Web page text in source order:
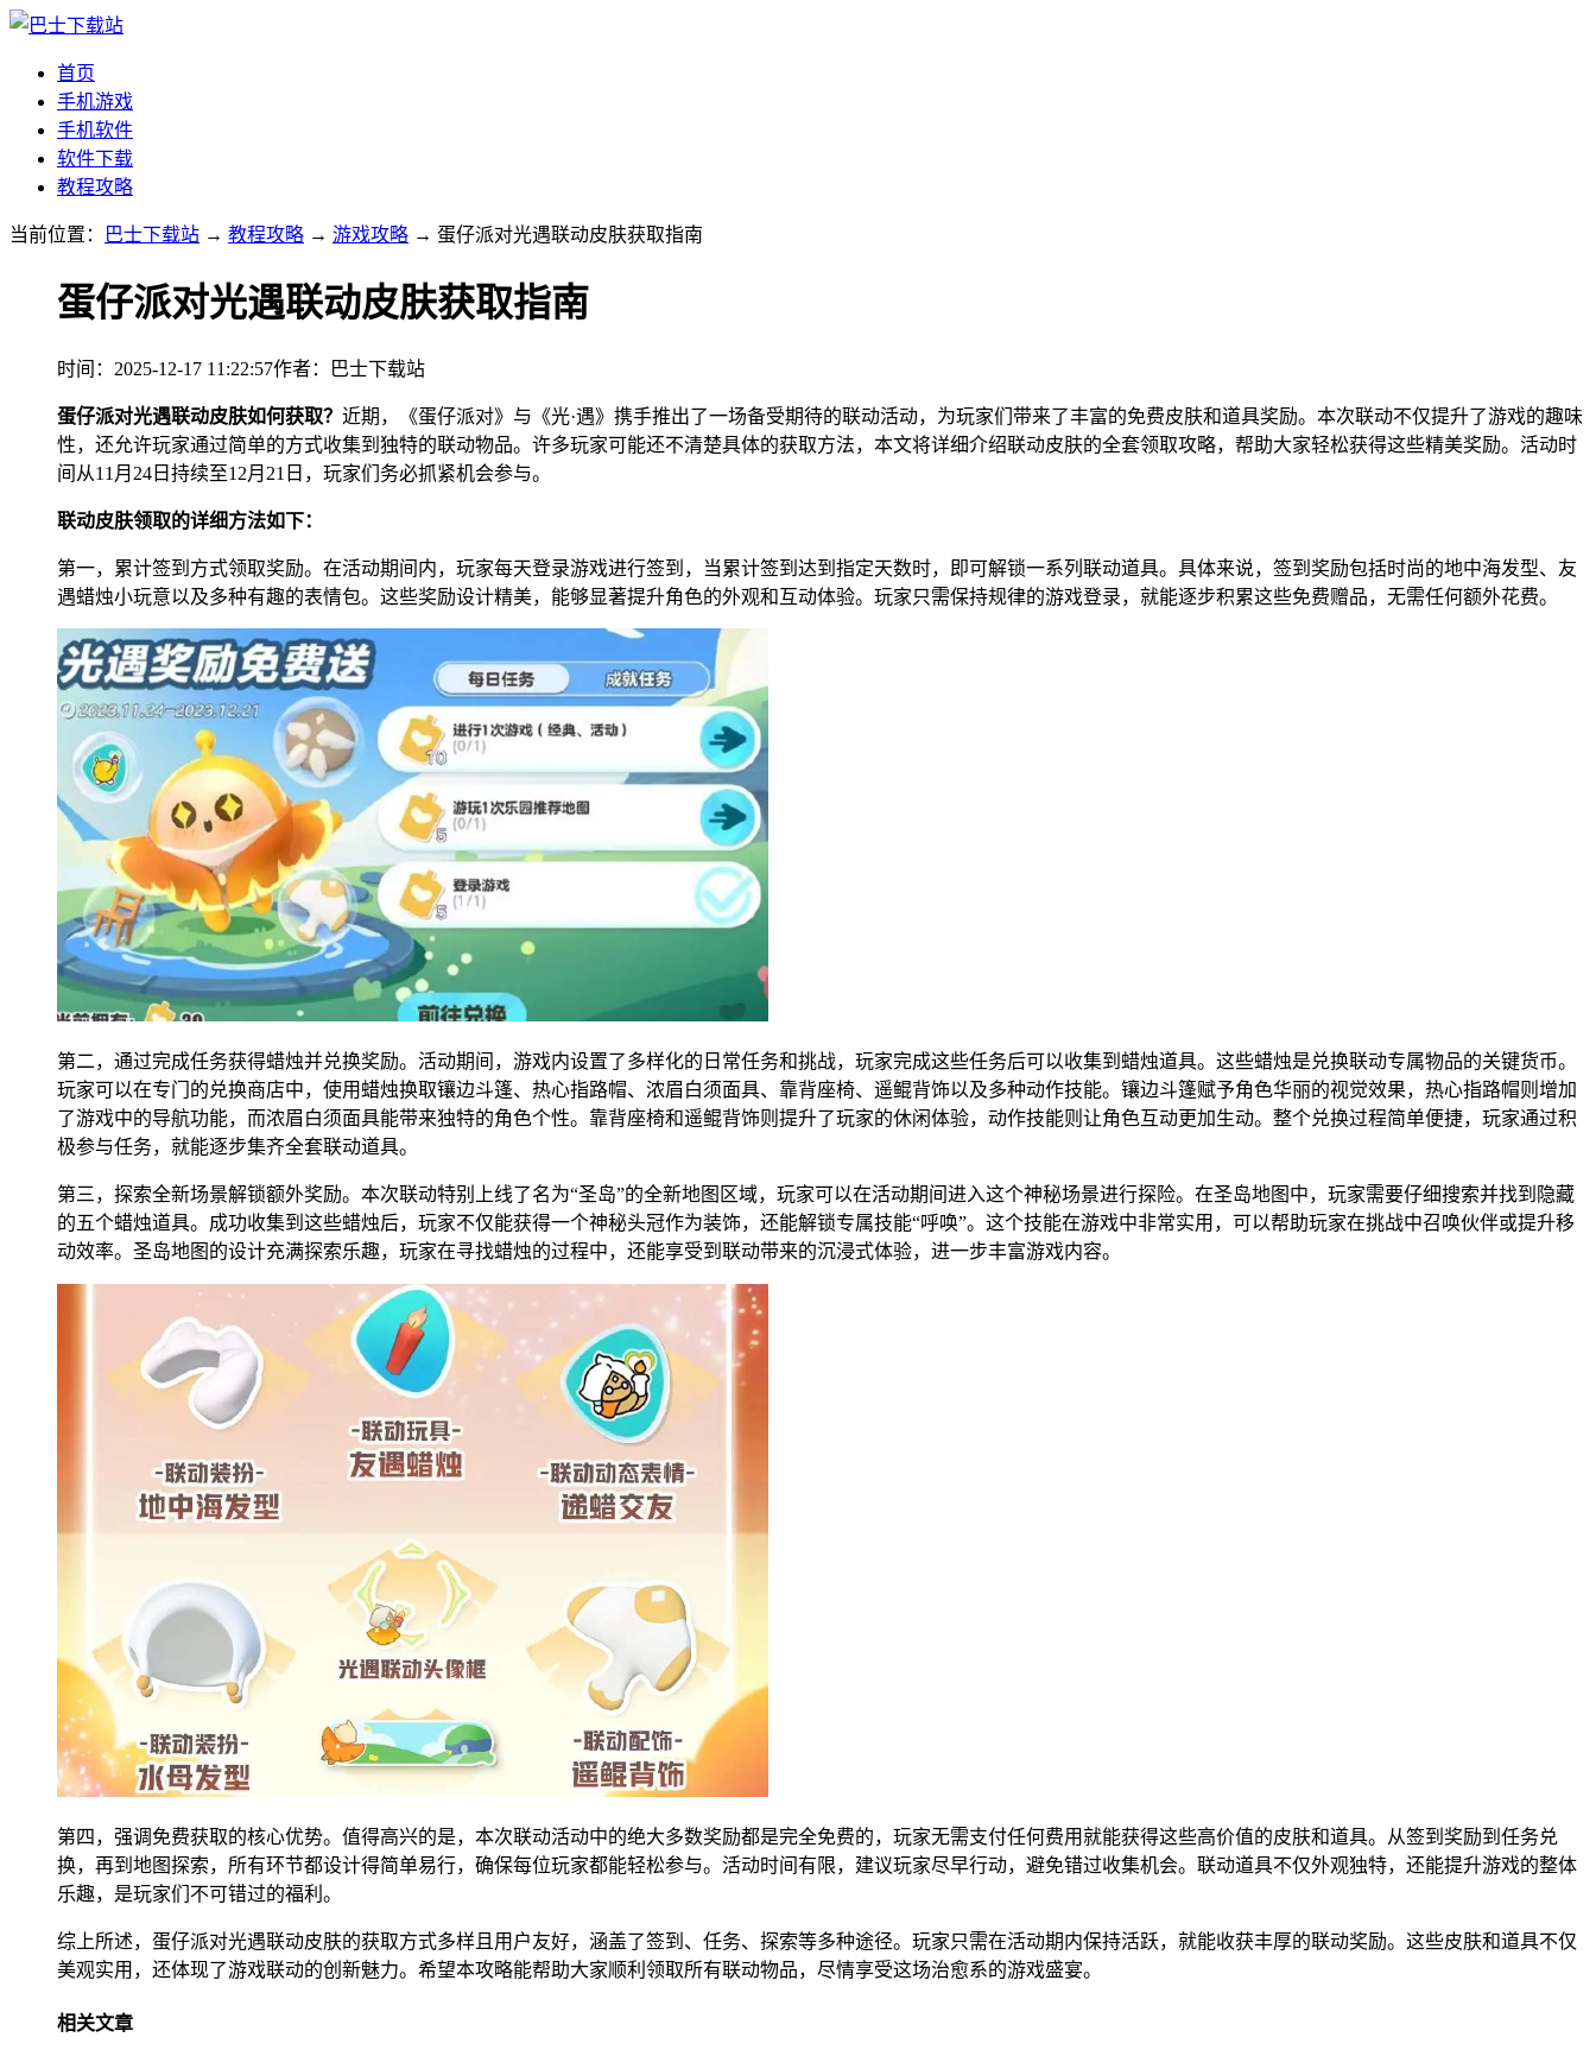
首页
手机游戏
手机软件
软件下载
教程攻略
当前位置： 巴士下载站 → 教程攻略 → 游戏攻略 → 蛋仔派对光遇联动皮肤获取指南
蛋仔派对光遇联动皮肤获取指南
时间：2025-12-17 11:22:57作者：巴士下载站
蛋仔派对光遇联动皮肤如何获取？ 近期，《蛋仔派对》与《光·遇》携手推出了一场备受期待的联动活动，为玩家们带来了丰富的免费皮肤和道具奖励。本次联动不仅提升了游戏的趣味
性，还允许玩家通过简单的方式收集到独特的联动物品。许多玩家可能还不清楚具体的获取方法，本文将详细介绍联动皮肤的全套领取攻略，帮助大家轻松获得这些精美奖励。活动时
间从11月24日持续至12月21日，玩家们务必抓紧机会参与。
联动皮肤领取的详细方法如下：
第一，累计签到方式领取奖励。在活动期间内，玩家每天登录游戏进行签到，当累计签到达到指定天数时，即可解锁一系列联动道具。具体来说，签到奖励包括时尚的地中海发型、友
遇蜡烛小玩意以及多种有趣的表情包。这些奖励设计精美，能够显著提升角色的外观和互动体验。玩家只需保持规律的游戏登录，就能逐步积累这些免费赠品，无需任何额外花费。
第二，通过完成任务获得蜡烛并兑换奖励。活动期间，游戏内设置了多样化的日常任务和挑战，玩家完成这些任务后可以收集到蜡烛道具。这些蜡烛是兑换联动专属物品的关键货币。
玩家可以在专门的兑换商店中，使用蜡烛换取镶边斗篷、热心指路帽、浓眉白须面具、靠背座椅、遥鲲背饰以及多种动作技能。镶边斗篷赋予角色华丽的视觉效果，热心指路帽则增加
了游戏中的导航功能，而浓眉白须面具能带来独特的角色个性。靠背座椅和遥鲲背饰则提升了玩家的休闲体验，动作技能则让角色互动更加生动。整个兑换过程简单便捷，玩家通过积
极参与任务，就能逐步集齐全套联动道具。
第三，探索全新场景解锁额外奖励。本次联动特别上线了名为“圣岛”的全新地图区域，玩家可以在活动期间进入这个神秘场景进行探险。在圣岛地图中，玩家需要仔细搜索并找到隐藏
的五个蜡烛道具。成功收集到这些蜡烛后，玩家不仅能获得一个神秘头冠作为装饰，还能解锁专属技能“呼唤”。这个技能在游戏中非常实用，可以帮助玩家在挑战中召唤伙伴或提升移
动效率。圣岛地图的设计充满探索乐趣，玩家在寻找蜡烛的过程中，还能享受到联动带来的沉浸式体验，进一步丰富游戏内容。
第四，强调免费获取的核心优势。值得高兴的是，本次联动活动中的绝大多数奖励都是完全免费的，玩家无需支付任何费用就能获得这些高价值的皮肤和道具。从签到奖励到任务兑
换，再到地图探索，所有环节都设计得简单易行，确保每位玩家都能轻松参与。活动时间有限，建议玩家尽早行动，避免错过收集机会。联动道具不仅外观独特，还能提升游戏的整体
乐趣，是玩家们不可错过的福利。
综上所述，蛋仔派对光遇联动皮肤的获取方式多样且用户友好，涵盖了签到、任务、探索等多种途径。玩家只需在活动期内保持活跃，就能收获丰厚的联动奖励。这些皮肤和道具不仅
美观实用，还体现了游戏联动的创新魅力。希望本攻略能帮助大家顺利领取所有联动物品，尽情享受这场治愈系的游戏盛宴。
相关文章